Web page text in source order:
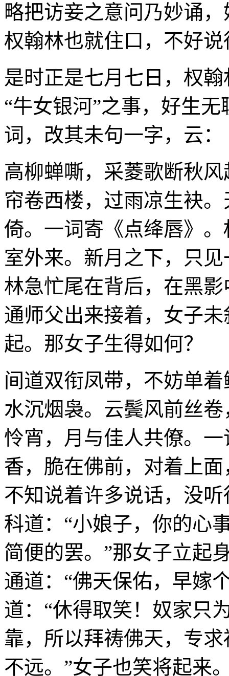
略把访妾之意问乃妙诵
权翰林也就住口，不好说
是时正是七月七日，权
“牛女银河”之事，好生
词，改其未句一字，云：
高柳蝉嘶，采菱歌断秋
帘卷西楼，过雨凉生袂
倚。一词寄《点绛唇》
室外来。新月之下，只
林急忙尾在背后，在黑
通师父出来接着，女子
起。那女子生得如何？
间道双衔凤带，不妨单
水沉烟袅。云鬓风前丝
怜宵，月与佳人共僚。
香，脆在佛前，对着上
不知说着许多说话，没
科道：“小娘子，你的心
简便的罢。”那女子立起
通道：“佛天保佑，早嫁
道：“休得取笑！奴家只
靠，所以拜祷佛天，专
不远。”女子也笑将起来